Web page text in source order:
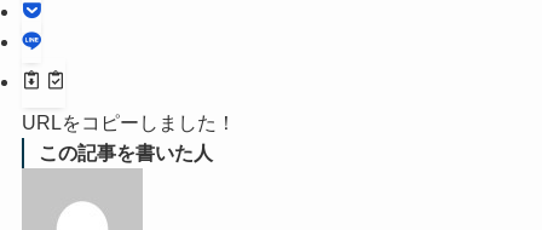
URLをコピーしました！
この記事を書いた人